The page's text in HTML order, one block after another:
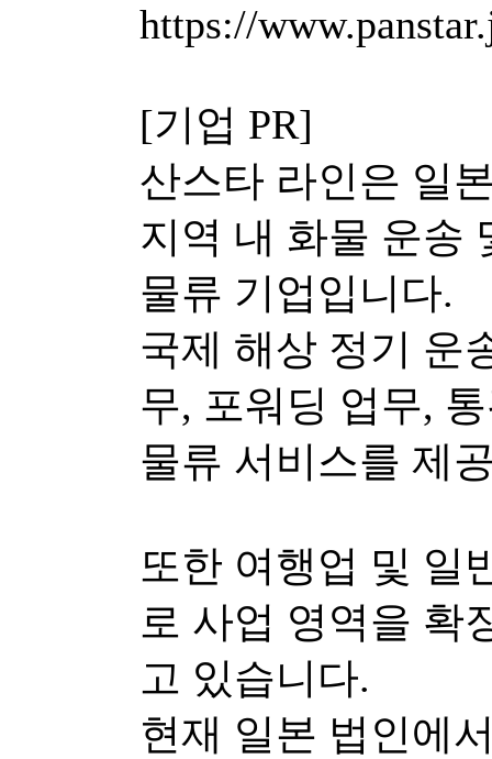
https://
[기업 PR]
산스타 라인은 일
지역 내 화물 운송
물류 기업입니다.
국제 해상 정기 운
무, 포워딩 업무,
물류 서비스를 제
또한 여행업 및 일
로 사업 영역을 확
고 있습니다.
현재 일본 법인에